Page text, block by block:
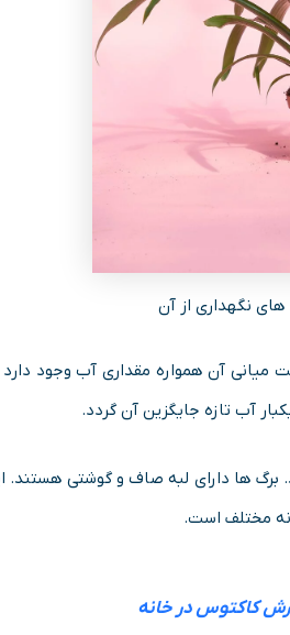
های نگهداری از آن
میانی آن همواره مقداری آب وجود
آب تازه جایگزین آن گردد.
هستند. برگ ها دارای لبه صاف و گوشتی
کاکتوس در خانه